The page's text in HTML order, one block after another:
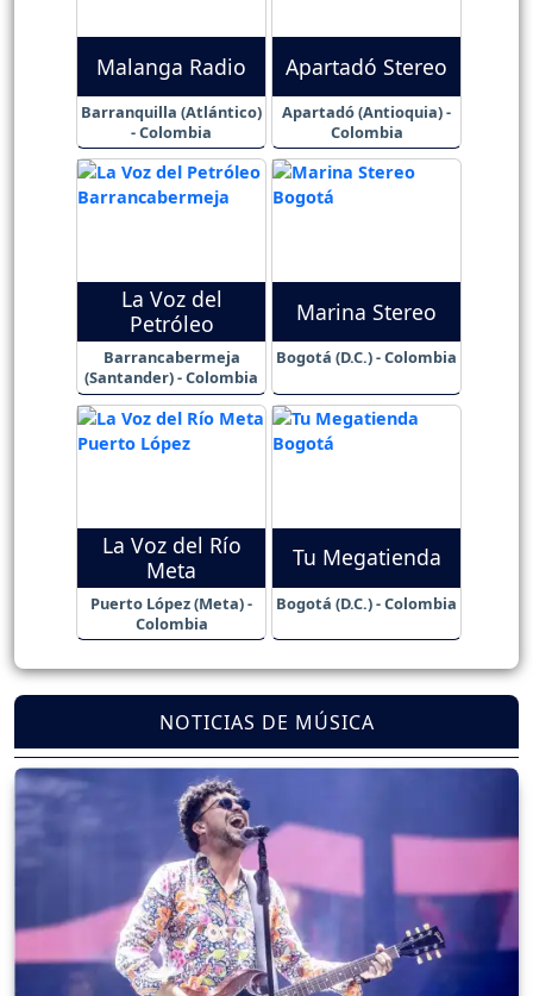
Malanga Radio
Barranquilla (Atlántico)
- Colombia
Apartadó Stereo
Apartadó (Antioquia) -
Colombia
La Voz del
Petróleo
Barrancabermeja
(Santander) - Colombia
Marina Stereo
Bogotá (D.C.) - Colombia
La Voz del Río
Meta
Puerto López (Meta) -
Colombia
Tu Megatienda
Bogotá (D.C.) - Colombia
NOTICIAS DE MÚSICA